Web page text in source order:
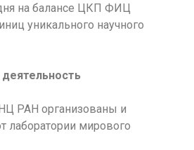
на балансе ЦКП ФИЦ
уникального научного
РАН организованы и
лаборатории мирового